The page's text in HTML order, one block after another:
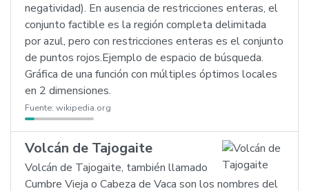
negatividad). En ausencia de restricciones enteras, el
conjunto factible es la región completa delimitada
por azul, pero con restricciones enteras es el conjunto
de puntos rojos.Ejemplo de espacio de búsqueda.
Gráfica de una función con múltiples óptimos locales
en 2 dimensiones.
Fuente: wikipedia.org
Volcán de Tajogaite
Volcán de Tajogaite, también llamado
Cumbre Vieja ​o Cabeza de Vaca son los nombres del